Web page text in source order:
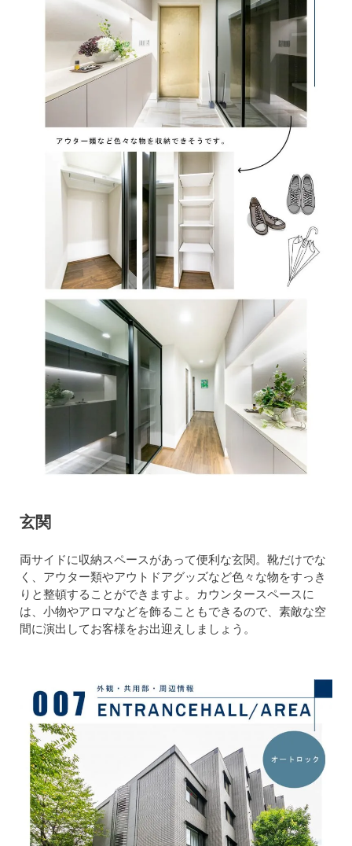
玄関
両サイドに収納スペースがあって便利な玄関。靴だけでな
く、アウター類やアウトドアグッズなど色々な物をすっき
りと整頓することができますよ。カウンタースペースに
は、小物やアロマなどを飾ることもできるので、素敵な空
間に演出してお客様をお出迎えしましょう。